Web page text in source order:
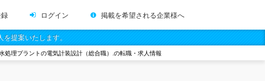
ログイン 掲載を希望される企業様へ
提案いたします。
処理プラントの電気計装設計（総合職）.の転職・求人情報